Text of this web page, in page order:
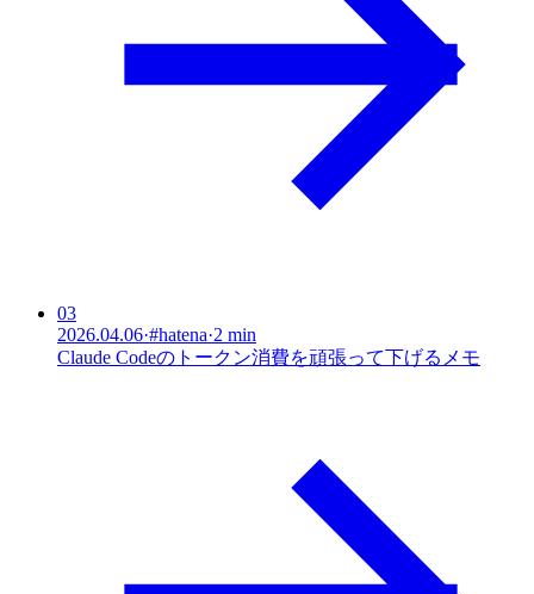
03
2026.04.06·#hatena·2 min
Claude Codeのトークン消費を頑張って下げるメモ